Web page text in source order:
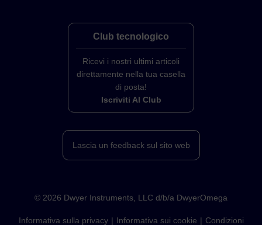
Club tecnologico
Ricevi i nostri ultimi articoli
direttamente nella tua casella
di posta!
Iscriviti Al Club
Lascia un feedback sul sito web
© 2026 Dwyer Instruments, LLC d/b/a DwyerOmega
Informativa sulla privacy Informativa sui cookie Condizioni